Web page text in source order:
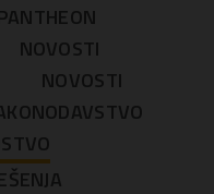
NOVOSTI
NOVOSTI